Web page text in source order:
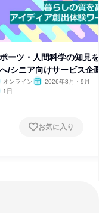
ーツ・人間科学の知見
/シニア向けサービス企
オンライン
2026年8月・9月
1日
お気に入り